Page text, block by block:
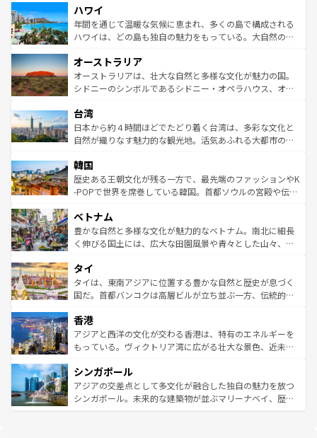
ば市内交通費無料で観光を楽しむこともできる。 なお、新
着のスイス情報はコンテンツ一覧 を参照してほしい。
のような巨大都市は、観光、ショッピング、エンターテイ
ンメントが詰まった刺激的なスポットだ。一方、アメリカ
西部には大自然が広がり、グランドキャニオンやイエロー
部のニューオーリンズでは、音楽と美食が融合した独特の
文化が魅力。旅行者はアメリカの各地域で異なる魅力を楽
しみながら、その多様性と豊かな歴史を感じることができ
ならではの贅沢な旅のスタイルだ。 なお、新着のアメリカ
情報はコンテンツ一覧を参照してほしい。
ハワイ
年間を通じて温暖な気候に恵まれ、多くの島で構成される
ハワイは、どの島も独自の魅力をもっている。大自然の神
ワイ島は見逃せない。また、定番の観光地といえばオアフ
島だが、静かな自然を求めるならマウイ島やカウアイ島が
おすすめ。エメラルドグリーンに輝く海をはじめ、豊かな
れるおもてなしの心で訪れる人々を迎えてくれるハワイの
人々、おいしいローカルフードやハワイアンミュージッ
ク、伝統的なフラダンスなど、すべてがハワイの魅力を彩
ワイを、存分に味わってほしい。 なお、新着のハワイ情報
はコンテンツ一覧を参照してほしい。
オーストラリア
オーストラリアは、壮大な自然と多様な文化が魅力の国。
シドニーのシンボルであるシドニー・オペラハウス、オー
リアリーフや大陸中央部にそびえるウルル（エアーズロッ
ク）、タスマニアの美しい原生林やケアンズの熱帯雨林な
ど、見どころがたくさん。また、カフェやワイン、オージ
いる。アクティビティも充実しており、サーフィンやダイ
ビング、ハイキングなど、アウトドア好きにはたまらな
い。オーストラリアの多彩な魅力を存分に味わいつくそ
参照してほしい。
台湾
日本から約４時間ほどでたどり着く台湾は、多彩な文化と
自然が織りなす魅力的な観光地。活気あふれる大都市の台
ン）、静ひつな山岳地帯である台湾東部など、都市の喧騒
と山間の静けさが共存しており、訪れる人に新しい発見と
驚きをもたらしてくれる。また、奥深い台湾の食文化も魅
容にもいいと評判のスイーツなど、バラエティ豊かな料理
が味わえる。 なお、新着の台湾情報は コンテンツ一覧を参
照してほしい。
韓国
歴史ある王朝文化が残る一方で、最先端のファッションやK
-POPで世界を席巻している韓国。首都ソウルの宮殿や伝統
き、地方に足を延ばせば四季折々の自然美を楽しむことが
できる。そして、キムチや焼肉、絶品のストリートフード
まで、さまざまな韓国料理が待っている。夜には、韓国な
リティに包まれながら、韓国の多彩な魅力を心ゆくまで味
わってみてほしい。 なお、新着の韓国情報はコンテンツ一
覧を参照してほしい。
ベトナム
豊かな自然と多様な文化が魅力的なベトナム。南北に細長
く伸びる国土には、広大な田園風景や青々とした山々、世
急速な発展と共に伝統が息づく。ハノイの古い町並みやホ
ーチミン市のフランス統治時代の建物も、独特の雰囲気を
醸し出している。また、バラエティの豊かさとおいしさで
とつ。フォーやバインミー、ベトナムコーヒーなどは、ぜ
ひ現地で味わいたい。どの地域を訪れてもあたたかい人々
が旅行者を迎えてくれるので、きっと忘れられない旅にな
参照してほしい。
タイ
タイは、東南アジアに位置する豊かな自然と歴史が息づく
国だ。首都バンコクは高層ビルが立ち並ぶ一方、伝統的な
の活気が交差している。北部ではチェンマイなどの山岳地
帯で自然と触れ合い、南部ではプーケットやクラビの美し
いビーチでリゾート気分を楽しむことができる。タイ料理
激する。気候は一年中温暖で、どの季節にも異なる楽しみ
が待っている。親しみやすいタイの人々、仏教を中心とし
た文化、そして多様な観光資源が、訪れる旅人を魅了し続
香港
アジアと西洋の文化が交わる香港は、特有のエネルギーを
もっている。ヴィクトリア湾に広がる壮大な景色、近未来
み、どこを訪れても感動するはず。観光スポットが密集し
ており、効率よく見どころを回れるのも魅力。息をのむよ
うな絶景から文化的な体験まで、香港を存分に楽しみ尽く
シンガポール
アジアの交差点として多文化が融合した独自の魅力を放つ
シンガポール。未来的な建築物が並ぶマリーナベイ、歴史